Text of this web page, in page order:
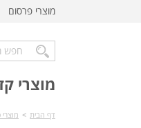
מוצרי פרסום
מוצרי
דף הבית >